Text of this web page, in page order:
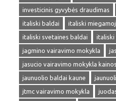
investicinis gyvybės draudimas
italiski baldai
italiski
italiski svetaines baldai
italiski
jagmino vairavimo mokykla
jasucio vairavimo mokykla kainos
jaunuolio baldai kaune
jtmc vairavimo mokykla